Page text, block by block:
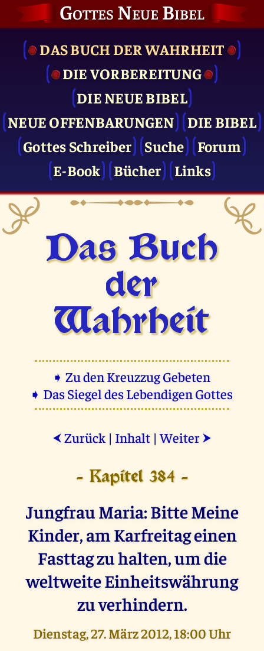
Gottes Neue Bibel
DAS BUCH DER WAHRHEIT
DIE VOR­BEREITUNG
DIE NEUE BIBEL
NEUE OFFENBARUNGEN
DIE BIBEL
Gottes Schreiber
Suche
Forum
E-Book
Bücher Links
Das Buch
der
Wahrheit
➧ Zu den Kreuzzug Gebeten
➧ Das Siegel des Lebendigen Gottes
⮜ Zurück | Inhalt |Weiter ⮞
- Kapitel 384 -
Jungfrau Maria: Bitte Meine
Kinder, am Karfreitag einen
Fasttag zu halten, um die
weltweite Einheitswährung
zu verhindern.
Dienstag, 27. März 2012, 18:00 Uhr